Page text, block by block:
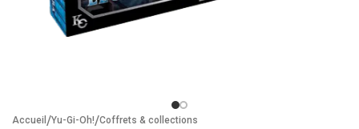
Accueil /Yu-Gi-Oh!/Coffrets & collections